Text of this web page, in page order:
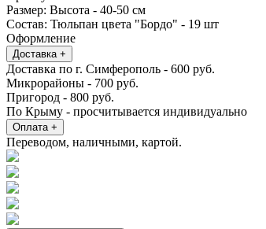
Размер: Высота - 40-50 см
Состав: Тюльпан цвета "Бордо" - 19 шт
Оформление
Доставка +
Доставка по г. Симферополь - 600 руб.
Микрорайоны - 700 руб.
Пригород - 800 руб.
По Крыму - просчитывается индивидуально
Оплата +
Переводом, наличными, картой.